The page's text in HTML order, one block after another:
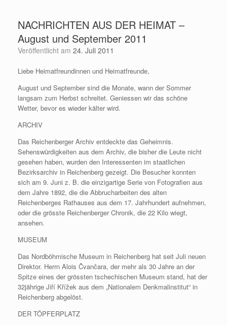
springenNACHRICHTEN AUS DER HEIMAT –
August und September 2011
Veröffentlicht am 24. Juli 2011
Liebe Heimatfreundinnen und Heimatfreunde,
August und September sind die Monate, wann der Sommer
langsam zum Herbst schreitet. Geniessen wir das schöne
Wetter, bevor es wieder kälter wird.
ARCHIV
Das Reichenberger Archiv entdeckte das Geheimnis.
Sehenswürdigkeiten aus dem Archiv, die bisher die Leute nicht
gesehen haben, wurden den Interessenten im staatlichen
Bezirksarchiv in Reichenberg gezeigt. Die Besucher konnten
sich am 9. Juni z. B. die einzigartige Serie von Fotografien aus
dem Jahre 1892, die die Abbrucharbeiten des alten
Reichenberges Rathauses aus dem 17. Jahrhundert aufnehmen,
oder die grösste Reichenberger Chronik, die 22 Kilo wiegt,
ansehen.
MUSEUM
Das Nordböhmische Museum in Reichenberg hat seit Juli neuen
Direktor. Herrn Alois Čvančara, der mehr als 30 Jahre an der
Spitze eines der grössten tschechischen Museum stand, hat der
32jährige Jiří Křížek aus dem „Nationalem Denkmalinstitut“ in
Reichenberg abgelöst.
DER TÖPFERPLATZ